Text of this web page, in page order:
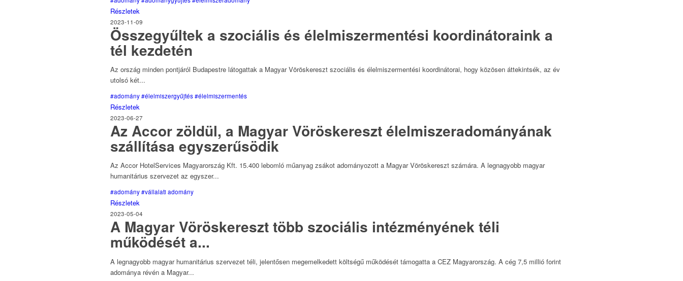
Részletek
2023-11-09
Összegyűltek a szociális és élelmiszermentési koordinátoraink a
tél kezdetén
Az ország minden pontjáról Budapestre látogattak a Magyar Vöröskereszt szociális és élelmiszermentési koordinátorai, hogy közösen áttekintsék, az év
utolsó két...
#adomány#élelmiszergyűjtés#élelmiszermentés
Részletek
2023-06-27
Az Accor zöldül, a Magyar Vöröskereszt élelmiszeradományának
szállítása egyszerűsödik
Az Accor HotelServices Magyarország Kft. 15.400 lebomló műanyag zsákot adományozott a Magyar Vöröskereszt számára. A legnagyobb magyar
humanitárius szervezet az egyszer...
#adomány#vállalati adomány
Részletek
2023-05-04
A Magyar Vöröskereszt több szociális intézményének téli
működését a...
A legnagyobb magyar humanitárius szervezet téli, jelentősen megemelkedett költségű működését támogatta a CEZ Magyarország. A cég 7,5 millió forint
adománya révén a Magyar...